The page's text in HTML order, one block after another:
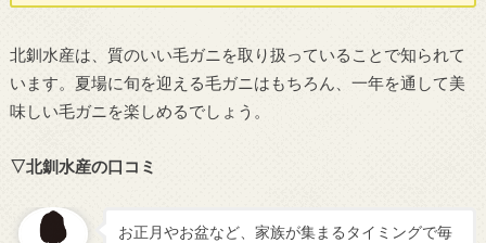
北釧水産は、質のいい毛ガニを取り扱っていることで知られて
います。夏場に旬を迎える毛ガニはもちろん、一年を通して美
味しい毛ガニを楽しめるでしょう。
▽北釧水産の口コミ
お正月やお盆など、家族が集まるタイミングで毎